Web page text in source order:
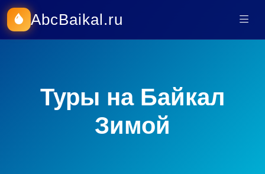
AbcBaikal.ru
Туры на Байкал
Зимой